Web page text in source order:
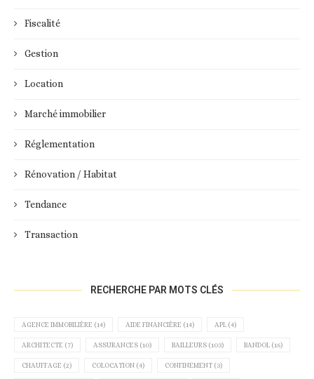
Fiscalité
Gestion
Location
Marché immobilier
Réglementation
Rénovation / Habitat
Tendance
Transaction
RECHERCHE PAR MOTS CLÉS
AGENCE IMMOBILIÈRE (14) AIDE FINANCIÈRE (14) APL (4)
ARCHITECTE (7) ASSURANCES (10) BAILLEURS (103) BANDOL (16)
CHAUFFAGE (2) COLOCATION (4) CONFINEMENT (3)